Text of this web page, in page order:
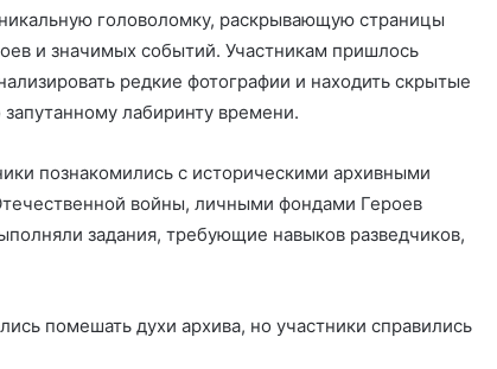
головоломку, раскрывающую страницы
и значимых событий. Участникам пришлось
редкие фотографии и находить скрытые
лабиринту времени.
познакомились с историческими архивными
войны, личными фондами Героев
задания, требующие навыков разведчиков,
помешать духи архива, но участники справились